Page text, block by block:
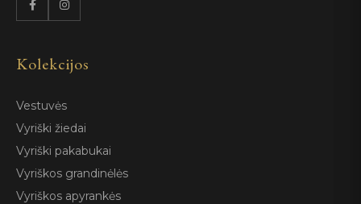
Kolekcijos
Vestuvės
Vyriški žiedai
Vyriški pakabukai
Vyriškos grandinėlės
Vyriškos apyrankės